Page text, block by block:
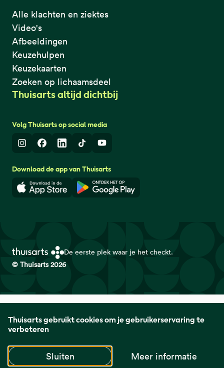
Thuisarts gebruikt cookies om je gebruikerservaring te
verbeteren
Sluiten Meer informatie
Alle klachten en ziektes
Video's
Afbeeldingen
Keuzehulpen
Keuzekaarten
Zoeken op lichaamsdeel
Thuisarts altijd dichtbij
Volg Thuisarts op social media
InstagramFacebook
LinkedInTikTokYoutube
Download de app van Thuisarts
Download in de App StoreDownload in de Google Play
De eerste plek waar je het checkt.
© Thuisarts 2026
Huisartsen Genootschap met de Federatie Medisch
Specialisten en Patiëntenfederatie Nederland.